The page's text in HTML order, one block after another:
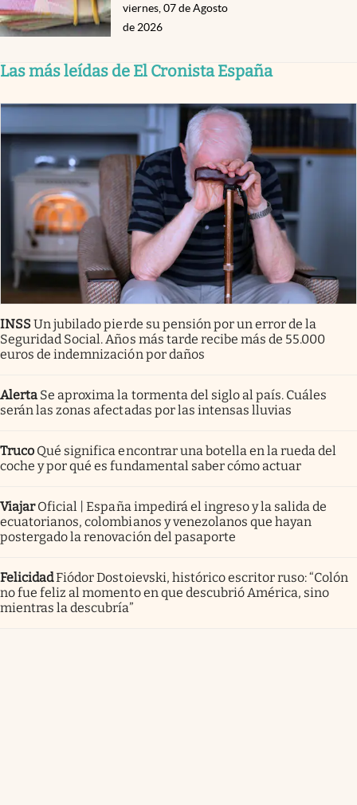
viernes, 07 de Agosto
de 2026
Las más leídas de El Cronista España
INSSUn jubilado pierde su pensión por un error de la
Seguridad Social. Años más tarde recibe más de 55.000
euros de indemnización por daños
Alerta Se aproxima la tormenta del siglo al país. Cuáles
serán las zonas afectadas por las intensas lluvias
Truco Qué significa encontrar una botella en la rueda del
coche y por qué es fundamental saber cómo actuar
Viajar Oficial | España impedirá el ingreso y la salida de
ecuatorianos, colombianos y venezolanos que hayan
postergado la renovación del pasaporte
FelicidadFiódor Dostoievski, histórico escritor ruso: “Colón
no fue feliz al momento en que descubrió América, sino
mientras la descubría”